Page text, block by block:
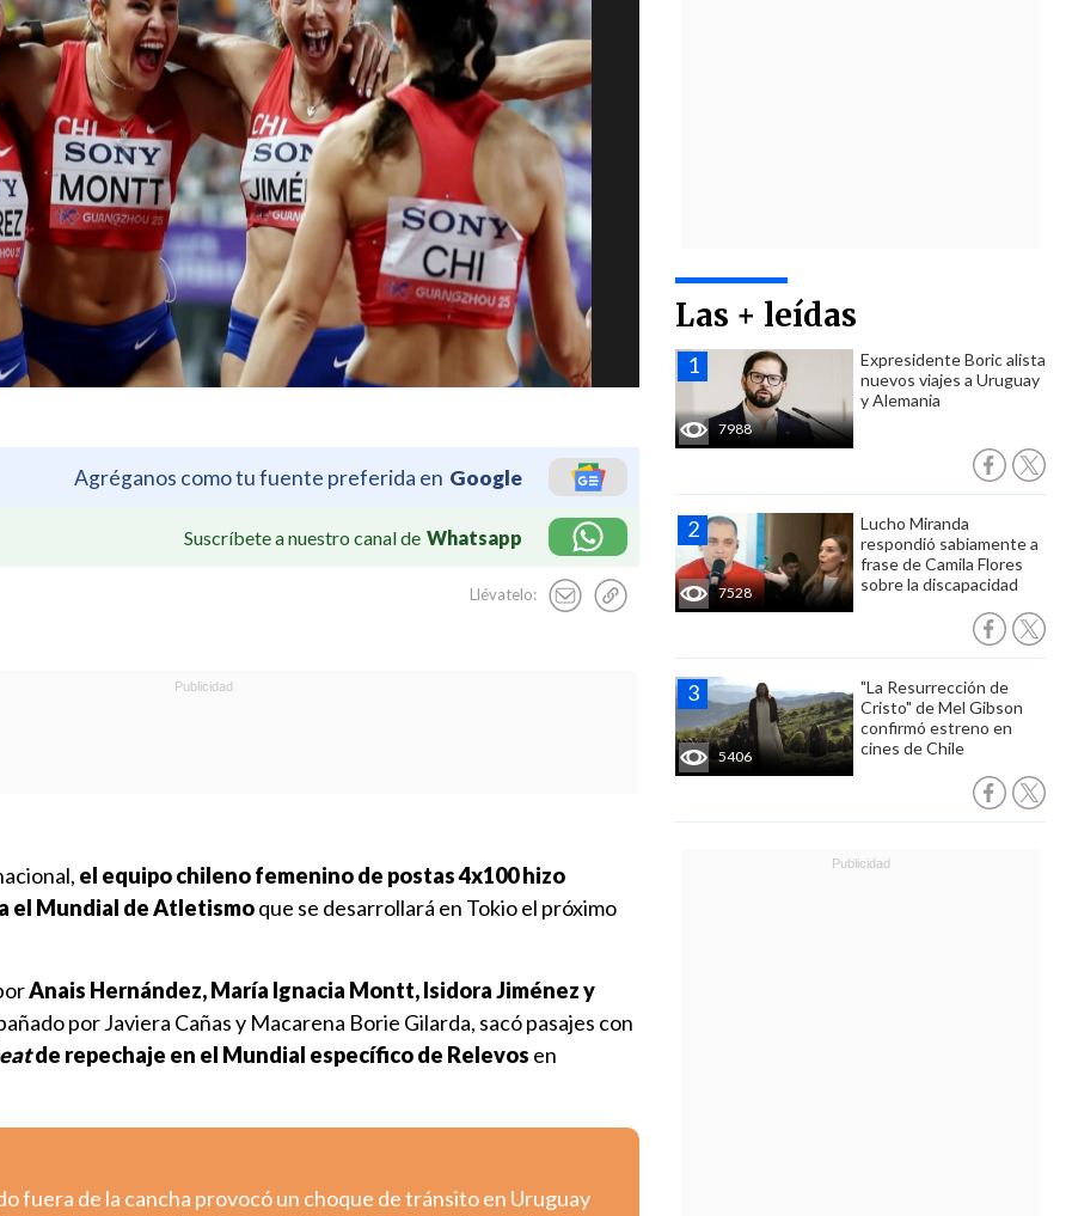
Agréganos como tu fuente preferida en Google
Suscríbete a nuestro canal de Whatsapp
Llévatelo:
Las + leídas
7988
Expresidente Boric alista
nuevos viajes a Uruguay
y Alemania
7528
Lucho Miranda
respondió sabiamente a
frase de Camila Flores
sobre la discapacidad
5406
"La Resurrección de
Cristo" de Mel Gibson
confirmó estreno en
cines de Chile
el equipo chileno femenino de postas 4x100 hizo
el Mundial de Atletismoque se desarrollará en Tokio el próximo
Anais Hernández, María Ignacia Montt, Isidora Jiménez y
por Javiera Cañas y Macarena Borie Gilarda, sacó pasajes con
de repechaje en el Mundial específico de Relevos en
fuera de la cancha provocó un choque de tránsito en Uruguay